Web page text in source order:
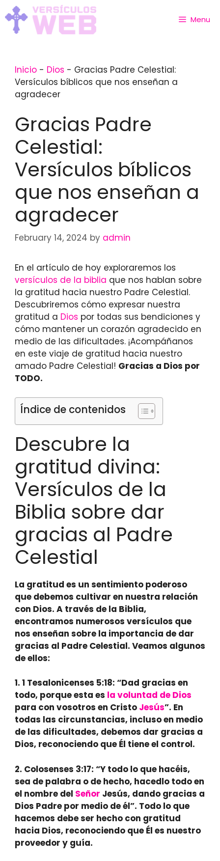
Skip
to
content
Menu
Inicio - Dios - Gracias Padre Celestial:
Versículos bíblicos que nos enseñan a
agradecer
Gracias Padre
Celestial:
Versículos bíblicos
que nos enseñan a
agradecer
February 14, 2024 by admin
En el artículo de hoy exploraremos los
versículos de la biblia que nos hablan sobre
la gratitud hacia nuestro Padre Celestial.
Descubriremos cómo expresar nuestra
gratitud a Dios por todas sus bendiciones y
cómo mantener un corazón agradecido en
medio de las dificultades. ¡Acompáñanos
en este viaje de gratitud hacia nuestro
amado Padre Celestial! Gracias a Dios por
TODO.
Índice de contenidos
Descubre la
gratitud divina:
Versículos de la
Biblia sobre dar
gracias al Padre
Celestial
La gratitud es un sentimiento poderoso
que debemos cultivar en nuestra relación
con Dios. A través de la Biblia,
encontramos numerosos versículos que
nos enseñan sobre la importancia de dar
gracias al Padre Celestial. Veamos algunos
de ellos:
1. 1 Tesalonicenses 5:18: “Dad gracias en
todo, porque esta es la voluntad de Dios
para con vosotros en Cristo Jesús”. En
todas las circunstancias, incluso en medio
de las dificultades, debemos dar gracias a
Dios, reconociendo que Él tiene el control.
2. Colosenses 3:17: “Y todo lo que hacéis,
sea de palabra o de hecho, hacedlo todo en
el nombre del Señor Jesús, dando gracias a
Dios Padre por medio de él”. Todo lo que
hacemos debe ser hecho con gratitud
hacia Dios, reconociendo que Él es nuestro
proveedor y guía.